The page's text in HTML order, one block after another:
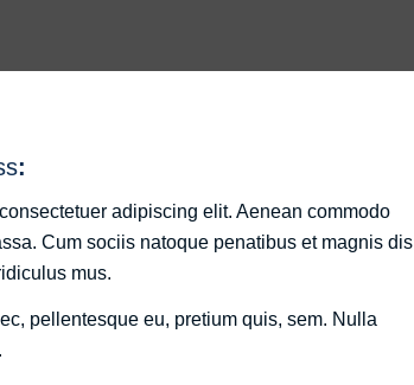
:
adipiscing elit. Aenean commodo
Cum sociis natoque penatibus et magnis dis
mus.
pellentesque eu, pretium quis, sem. Nulla